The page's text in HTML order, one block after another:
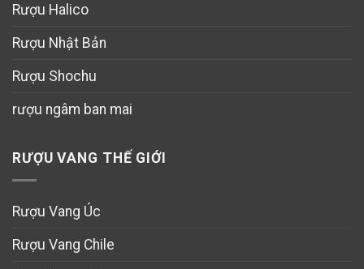
Rượu Halico
Rượu Nhật Bản
Rượu Shochu
rượu ngâm ban mai
RƯỢU VANG THẾ GIỚI
Rượu Vang Úc
Rượu Vang Chile